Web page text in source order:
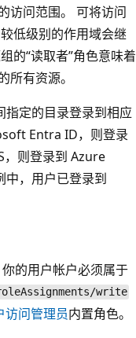
访问范围。 可将访问
低级别的作用域会继
的“读取者”角色意味着
有资源。
定的目录登录到相应
Entra ID，则登录
，则登录到 Azure
，用户已登录到
的用户帐户必须属于
write
访问管理员内置角色。